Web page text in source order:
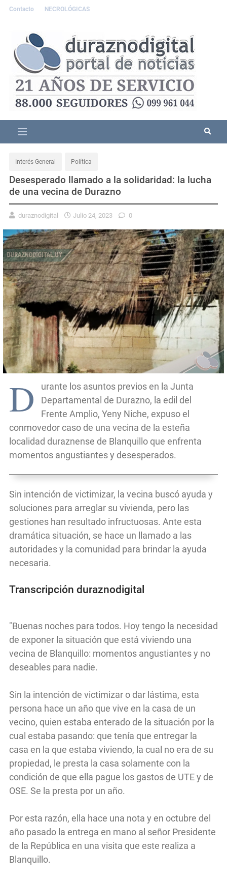
Contacto NECROLÓGICAS
Interés General Política
Desesperado llamado a la solidaridad: la lucha
de una vecina de Durazno
duraznodigital Julio 24, 2023 0
D
urante los asuntos previos en la Junta
Departamental de Durazno, la edil del
Frente Amplio, Yeny Niche, expuso el
conmovedor caso de una vecina de la esteña
localidad duraznense de Blanquillo que enfrenta
momentos angustiantes y desesperados.
Sin intención de victimizar, la vecina buscó ayuda y
soluciones para arreglar su vivienda, pero las
gestiones han resultado infructuosas. Ante esta
dramática situación, se hace un llamado a las
autoridades y la comunidad para brindar la ayuda
necesaria.
Transcripción duraznodigital
"Buenas noches para todos. Hoy tengo la necesidad
de exponer la situación que está viviendo una
vecina de Blanquillo: momentos angustiantes y no
deseables para nadie.
Sin la intención de victimizar o dar lástima, esta
persona hace un año que vive en la casa de un
vecino, quien estaba enterado de la situación por la
cual estaba pasando: que tenía que entregar la
casa en la que estaba viviendo, la cual no era de su
propiedad, le presta la casa solamente con la
condición de que ella pague los gastos de UTE y de
OSE. Se la presta por un año.
Por esta razón, ella hace una nota y en octubre del
año pasado la entrega en mano al señor Presidente
de la República en una visita que este realiza a
Blanquillo.